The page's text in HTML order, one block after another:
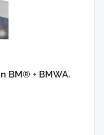
BM® + BMWA,